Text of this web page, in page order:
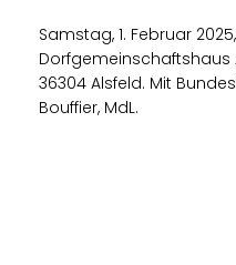
Samstag, 1. Februar
Dorfgemeinschaftshaus
36304 Alsfeld. Mit
Bouffier, MdL.